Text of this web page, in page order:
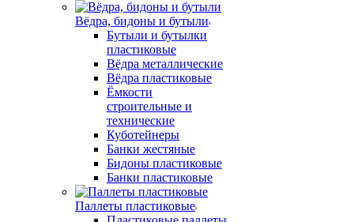
Вёдра, бидоны и бутыли
Бутыли и бутылки
пластиковые
Вёдра металлические
Вёдра пластиковые
Ёмкости
строительные и
технические
Куботейнеры
Банки жестяные
Бидоны пластиковые
Банки пластиковые
Паллеты пластиковые